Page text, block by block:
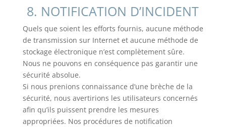
8. NOTIFICATION D’INCIDENT
Quels que soient les efforts fournis, aucune méthode
de transmission sur Internet et aucune méthode de
stockage électronique n’est complètement sûre.
Nous ne pouvons en conséquence pas garantir une
sécurité absolue.
Si nous prenions connaissance d’une brèche de la
sécurité, nous avertirions les utilisateurs concernés
afin qu’ils puissent prendre les mesures
appropriées. Nos procédures de notification